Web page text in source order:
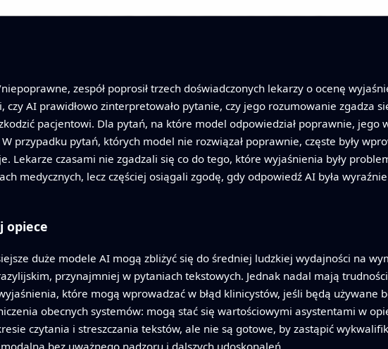
zespół poprosił trzech doświadczonych lekarzy o ocenę
AI prawidłowo zinterpretowało pytanie, czy jego rozumowanie zgadza
pacjentowi. Dla pytań, na które model odpowiedział poprawnie, jego
przypadku pytań, których model nie rozwiązał poprawnie, częste były
Lekarze czasami nie zgadzali się co do tego, które wyjaśnienia były
medycznych, lecz częściej osiągali zgodę, gdy odpowiedź AI była
opiece
duże modele AI mogą zbliżyć się do średniej ludzkiej wydajności na
przynajmniej w pytaniach tekstowych. Jednak nadal mają
które mogą wprowadzać w błąd klinicystów, jeśli będą używane
obecnych systemów: mogą stać się wartościowymi asystentami w
czytania i streszczania tekstów, ale nie są gotowe, by zastąpić
bez uważnego nadzoru i dalszych udoskonaleń.